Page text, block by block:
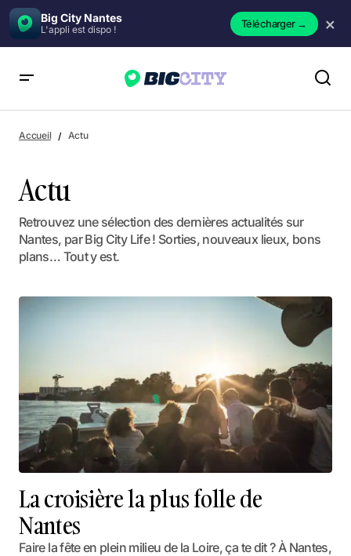
Big City Nantes
L'appli est dispo ! Télécharger→ ×
Accueil Actu
Actu
Retrouvez une sélection des dernières actualités sur
Nantes, par Big City Life ! Sorties, nouveaux lieux, bons
plans… Tout y est.
La croisière la plus folle de
Nantes
Faire la fête en plein milieu de la Loire, ça te dit ? À Nantes,